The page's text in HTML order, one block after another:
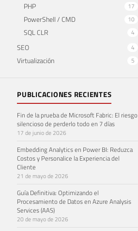
PHP 17
PowerShell / CMD 10
SQL CLR 4
SEO 4
Virtualización 5
PUBLICACIONES RECIENTES
Fin de la prueba de Microsoft Fabric: El riesgo
silencioso de perderlo todo en 7 días
17 de junio de 2026
Embedding Analytics en Power BI: Reduzca
Costos y Personalice la Experiencia del
Cliente
21 de mayo de 2026
Guía Definitiva: Optimizando el
Procesamiento de Datos en Azure Analysis
Services (AAS)
20 de mayo de 2026